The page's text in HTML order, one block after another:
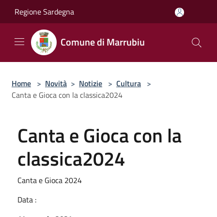
Regione Sardegna
Comune di Marrubiu
Home > Novità > Notizie > Cultura >
Canta e Gioca con la classica2024
Canta e Gioca con la
classica2024
Canta e Gioca 2024
Data :